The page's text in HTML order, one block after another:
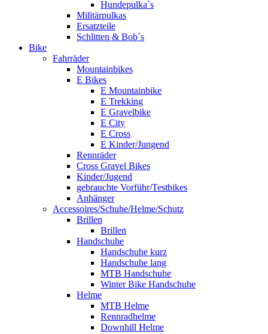
Hundepulka`s
Militärpulkas
Ersatzteile
Schlitten & Bob`s
Bike
Fahrräder
Mountainbikes
E Bikes
E Mountainbike
E Trekking
E Gravelbike
E City
E Cross
E Kinder/Jungend
Rennräder
Cross Gravel Bikes
Kinder/Jugend
gebrauchte Vorführ/Testbikes
Anhänger
Accessoires/Schuhe/Helme/Schutz
Brillen
Brillen
Handschuhe
Handschuhe kurz
Handschuhe lang
MTB Handschuhe
Winter Bike Handschuhe
Helme
MTB Helme
Rennradhelme
Downhill Helme